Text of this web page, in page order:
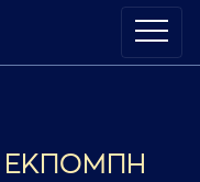
ΕΚΠΟΜΠΗ